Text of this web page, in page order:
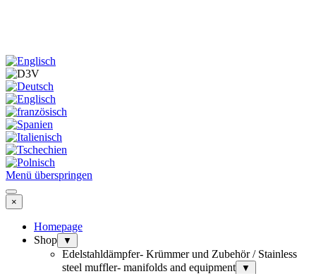
Menü überspringen
×
Homepage
Shop
▼
Edelstahldämpfer- Krümmer und Zubehör / Stainless
steel muffler- manifolds and equipment
▼